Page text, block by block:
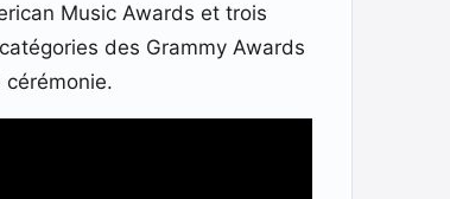
Music Awards et trois
des Grammy Awards
cérémonie.